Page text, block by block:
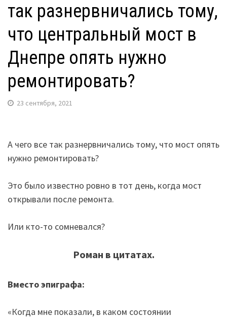
так разнервничались тому,
что центральный мост в
Днепре опять нужно
ремонтировать?
23 сентября, 2021
А чего все так разнервничались тому, что мост опять
нужно ремонтировать?
Это было известно ровно в тот день, когда мост
открывали после ремонта.
Или кто-то сомневался?
Роман в цитатах.
Вместо эпиграфа:
«Когда мне показали, в каком состоянии